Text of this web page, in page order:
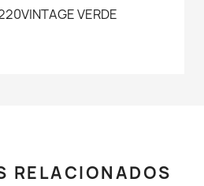
VERDE
RELACIONADOS